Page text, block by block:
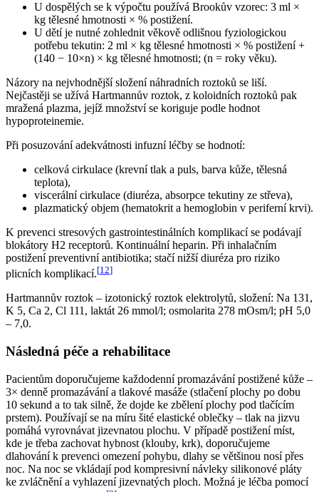
U dospělých se k výpočtu používá Brookův vzorec: 3 ml ×
kg tělesné hmotnosti × % postižení.
U dětí je nutné zohlednit věkově odlišnou fyziologickou
potřebu tekutin: 2 ml × kg tělesné hmotnosti × % postižení +
(140 − 10×n) × kg tělesné hmotnosti; (n = roky věku).
Názory na nejvhodnější složení náhradních roztoků se liší.
Nejčastěji se užívá Hartmannův roztok, z koloidních roztoků pak
mražená plazma, jejíž množství se koriguje podle hodnot
hypoproteinemie.
Při posuzování adekvátnosti infuzní léčby se hodnotí:
celková cirkulace (krevní tlak a puls, barva kůže, tělesná
teplota),
viscerální cirkulace (diuréza, absorpce tekutiny ze střeva),
plazmatický objem (hematokrit a hemoglobin v periferní krvi).
K prevenci stresových gastrointestinálních komplikací se podávají
blokátory H2 receptorů. Kontinuální heparin. Při inhalačním
postižení preventivní antibiotika; stačí nižší diuréza pro riziko
plicních komplikací.[12]
Hartmannův roztok – izotonický roztok elektrolytů, složení: Na 131,
K 5, Ca 2, Cl 111, laktát 26 mmol/l; osmolarita 278 mOsm/l; pH 5,0
– 7,0.
Následná péče a rehabilitace
Pacientům doporučujeme každodenní promazávání postižené kůže –
3× denně promazávání a tlakové masáže (stlačení plochy po dobu
10 sekund a to tak silně, že dojde ke zbělení plochy pod tlačícím
prstem). Používají se na míru šité elastické oblečky – tlak na jizvu
pomáhá vyrovnávat jizevnatou plochu. V případě postižení míst,
kde je třeba zachovat hybnost (klouby, krk), doporučujeme
dlahování k prevenci omezení pohybu, dlahy se většinou nosí přes
noc. Na noc se vkládají pod kompresivní návleky silikonové pláty
ke zvláčnění a vyhlazení jizevnatých ploch. Možná je léčba pomocí